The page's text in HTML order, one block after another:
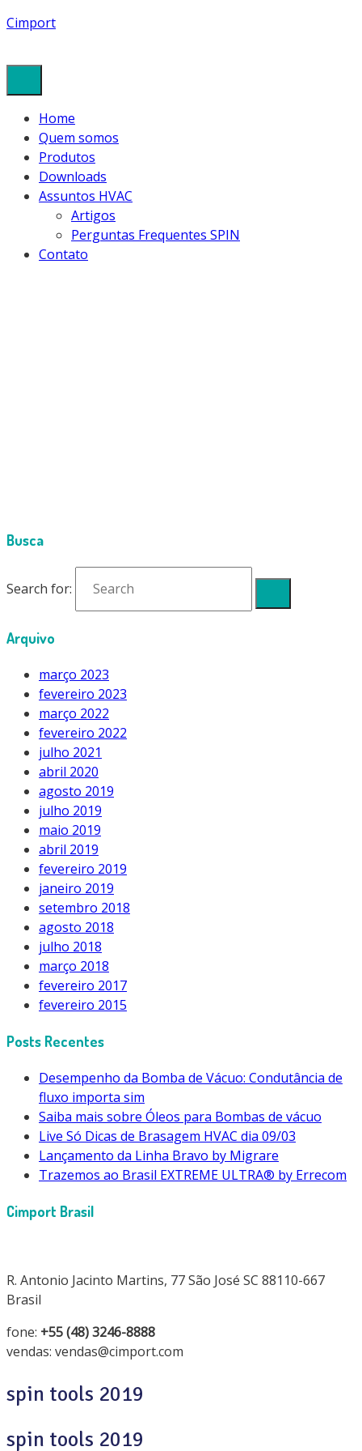
Cimport
Home
Quem somos
Produtos
Downloads
Assuntos HVAC
Artigos
Perguntas Frequentes SPIN
Contato
Busca
Search for:
Arquivo
março 2023
fevereiro 2023
março 2022
fevereiro 2022
julho 2021
abril 2020
agosto 2019
julho 2019
maio 2019
abril 2019
fevereiro 2019
janeiro 2019
setembro 2018
agosto 2018
julho 2018
março 2018
fevereiro 2017
fevereiro 2015
Posts Recentes
Desempenho da Bomba de Vácuo: Condutância de
fluxo importa sim
Saiba mais sobre Óleos para Bombas de vácuo
Live Só Dicas de Brasagem HVAC dia 09/03
Lançamento da Linha Bravo by Migrare
Trazemos ao Brasil EXTREME ULTRA® by Errecom
Cimport Brasil
R. Antonio Jacinto Martins, 77 São José SC 88110-667
Brasil
fone: +55 (48) 3246-8888
vendas: vendas@cimport.com
spin tools 2019
spin tools 2019